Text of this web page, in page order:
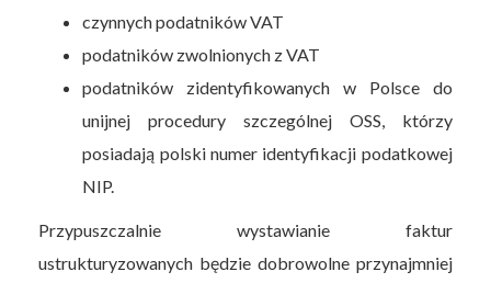
czynnych podatników VAT
podatników zwolnionych z VAT
podatników zidentyfikowanych w Polsce do
unijnej procedury szczególnej OSS, którzy
posiadają polski numer identyfikacji podatkowej
NIP.
Przypuszczalnie wystawianie faktur
ustrukturyzowanych będzie dobrowolne przynajmniej